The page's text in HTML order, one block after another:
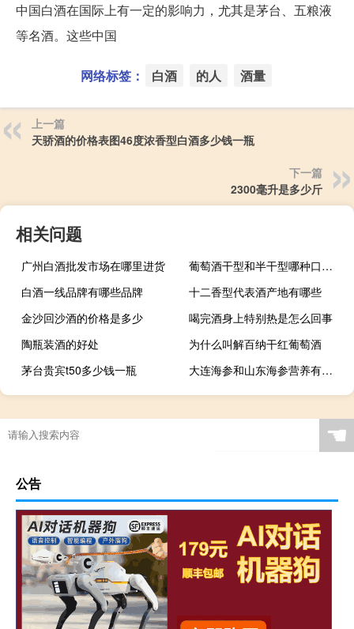
中国白酒在国际上有一定的影响力，尤其是茅台、五粮液
等名酒。这些中国
网络标签： 白酒 的人 酒量
上一篇
天骄酒的价格表图46度浓香型白酒多少钱一瓶
下一篇
2300毫升是多少斤
相关问题
广州白酒批发市场在哪里进货
葡萄酒干型和半干型哪种口感好
白酒一线品牌有哪些品牌
十二香型代表酒产地有哪些
金沙回沙酒的价格是多少
喝完酒身上特别热是怎么回事
陶瓶装酒的好处
为什么叫解百纳干红葡萄酒
茅台贵宾t50多少钱一瓶
大连海参和山东海参营养有区别吗（大连海参和山东海参的区别）
☚
公告